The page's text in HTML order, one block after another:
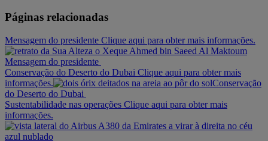
Páginas relacionadas
Mensagem do presidente Clique aqui para obter mais informações.
Mensagem do presidente
Conservação do Deserto do Dubai Clique aqui para obter mais
informações.
Conservação
do Deserto do Dubai
Sustentabilidade nas operações Clique aqui para obter mais
informações.